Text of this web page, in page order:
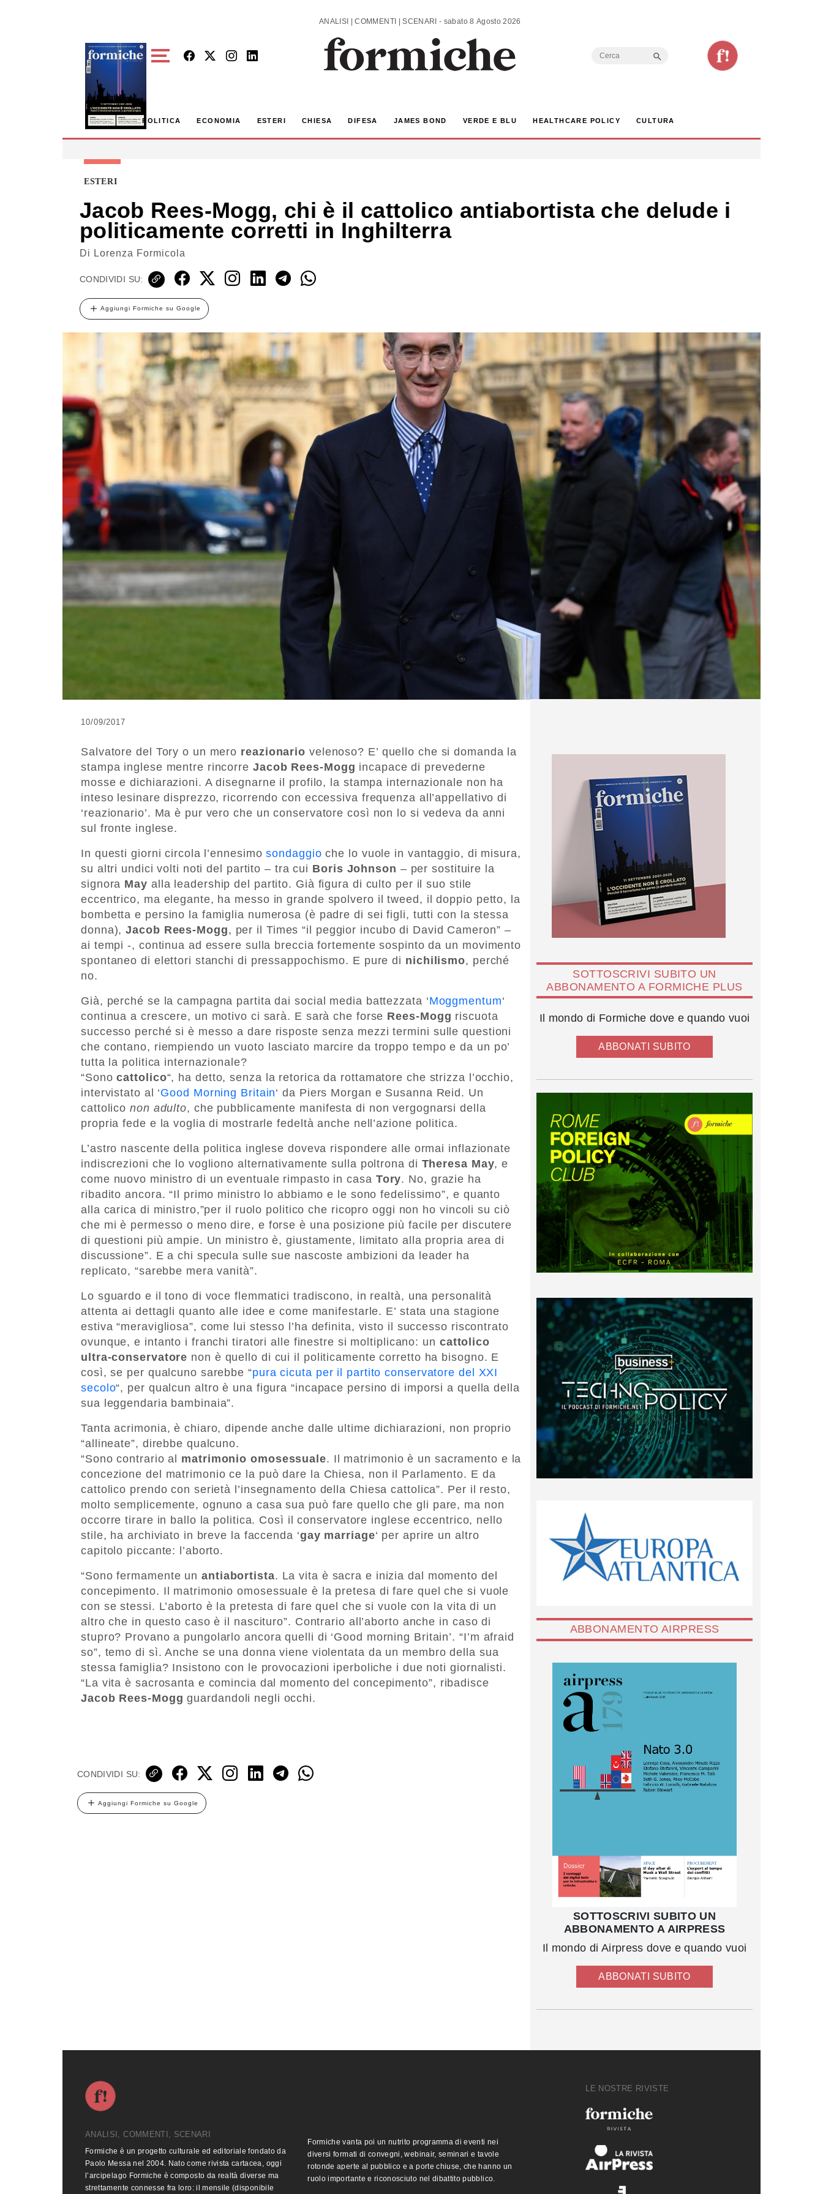
ANALISI | COMMENTI | SCENARI - sabato 8 Agosto 2026
Search
POLITICA ECONOMIA ESTERI CHIESA DIFESA JAMES BOND VERDE E BLU HEALTHCARE POLICY CULTURA
ESTERI
Jacob Rees-Mogg, chi è il cattolico antiabortista che delude i
politicamente corretti in Inghilterra
Di Lorenza Formicola
CONDIVIDI SU:
Aggiungi Formiche su Google
10/09/2017
Salvatore del Tory o un mero reazionario velenoso? E’ quello che si domanda la
stampa inglese mentre rincorre Jacob Rees-Mogg incapace di prevederne
mosse e dichiarazioni. A disegnarne il profilo, la stampa internazionale non ha
inteso lesinare disprezzo, ricorrendo con eccessiva frequenza all’appellativo di
‘reazionario’. Ma è pur vero che un conservatore così non lo si vedeva da anni
sul fronte inglese.
In questi giorni circola l’ennesimosondaggioche lo vuole in vantaggio, di misura,
su altri undici volti noti del partito – tra cui Boris Johnson – per sostituire la
signora May alla leadership del partito. Già figura di culto per il suo stile
eccentrico, ma elegante, ha messo in grande spolvero il tweed, il doppio petto, la
bombetta e persino la famiglia numerosa (è padre di sei figli, tutti con la stessa
donna),Jacob Rees-Mogg, per il Times “il peggior incubo di David Cameron” –
ai tempi -, continua ad essere sulla breccia fortemente sospinto da un movimento
spontaneo di elettori stanchi di pressappochismo. E pure di nichilismo, perché
no.
Già, perché se la campagna partita dai social media battezzata ‘Moggmentum‘
continua a crescere, un motivo ci sarà. E sarà che forse Rees-Mogg riscuota
successo perché si è messo a dare risposte senza mezzi termini sulle questioni
che contano, riempiendo un vuoto lasciato marcire da troppo tempo e da un po’
tutta la politica internazionale?
“Sonocattolico“, ha detto, senza la retorica da rottamatore che strizza l’occhio,
intervistato al ‘Good Morning Britain‘ da Piers Morgan e Susanna Reid. Un
cattoliconon adulto, che pubblicamente manifesta di non vergognarsi della
propria fede e la voglia di mostrarle fedeltà anche nell’azione politica.
L’astro nascente della politica inglese doveva rispondere alle ormai inflazionate
indiscrezioni che lo vogliono alternativamente sulla poltrona di Theresa May, e
come nuovo ministro di un eventuale rimpasto in casa Tory. No, grazie ha
ribadito ancora. “Il primo ministro lo abbiamo e le sono fedelissimo”, e quanto
alla carica di ministro,”per il ruolo politico che ricopro oggi non ho vincoli su ciò
che mi è permesso o meno dire, e forse è una posizione più facile per discutere
di questioni più ampie. Un ministro è, giustamente, limitato alla propria area di
discussione”. E a chi specula sulle sue nascoste ambizioni da leader ha
replicato, “sarebbe mera vanità”.
Lo sguardo e il tono di voce flemmatici tradiscono, in realtà, una personalità
attenta ai dettagli quanto alle idee e come manifestarle. E’ stata una stagione
estiva “meravigliosa”, come lui stesso l’ha definita, visto il successo riscontrato
ovunque, e intanto i franchi tiratori alle finestre si moltiplicano: un cattolico
ultra-conservatore non è quello di cui il politicamente corretto ha bisogno. E
così, se per qualcuno sarebbe “pura cicuta per il partito conservatore del XXI
secolo“, per qualcun altro è una figura “incapace persino di imporsi a quella della
sua leggendaria bambinaia”.
Tanta acrimonia, è chiaro, dipende anche dalle ultime dichiarazioni, non proprio
“allineate”, direbbe qualcuno.
“Sono contrario al matrimonio omosessuale. Il matrimonio è un sacramento e la
concezione del matrimonio ce la può dare la Chiesa, non il Parlamento. E da
cattolico prendo con serietà l’insegnamento della Chiesa cattolica”. Per il resto,
molto semplicemente, ognuno a casa sua può fare quello che gli pare, ma non
occorre tirare in ballo la politica. Così il conservatore inglese eccentrico, nello
stile, ha archiviato in breve la faccenda ‘gay marriage‘ per aprire un altro
capitolo piccante: l’aborto.
“Sono fermamente un antiabortista. La vita è sacra e inizia dal momento del
concepimento. Il matrimonio omosessuale è la pretesa di fare quel che si vuole
con se stessi. L’aborto è la pretesta di fare quel che si vuole con la vita di un
altro che in questo caso è il nascituro”. Contrario all’aborto anche in caso di
stupro? Provano a pungolarlo ancora quelli di ‘Good morning Britain’. “I’m afraid
so”, temo di sì. Anche se una donna viene violentata da un membro della sua
stessa famiglia? Insistono con le provocazioni iperboliche i due noti giornalisti.
“La vita è sacrosanta e comincia dal momento del concepimento”, ribadisce
Jacob Rees-Mogg guardandoli negli occhi.
CONDIVIDI SU:
Aggiungi Formiche su Google
SOTTOSCRIVI SUBITO UN
ABBONAMENTO A FORMICHE PLUS
Il mondo di Formiche dove e quando vuoi
ABBONATI SUBITO
ABBONAMENTO AIRPRESS
SOTTOSCRIVI SUBITO UN
ABBONAMENTO A AIRPRESS
Il mondo di Airpress dove e quando vuoi
ABBONATI SUBITO
ANALISI, COMMENTI, SCENARI
Formiche è un progetto culturale ed editoriale fondato da
Paolo Messa nel 2004. Nato come rivista cartacea, oggi
l’arcipelago Formiche è composto da realtà diverse ma
strettamente connesse fra loro: il mensile (disponibile
Formiche vanta poi un nutrito programma di eventi nei
diversi formati di convegni, webinair, seminari e tavole
rotonde aperte al pubblico e a porte chiuse, che hanno un
ruolo importante e riconosciuto nel dibattito pubblico.
LE NOSTRE RIVISTE